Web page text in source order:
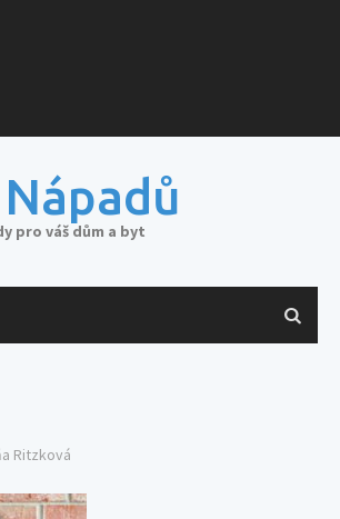
pro váš dům a byt
Ritzková